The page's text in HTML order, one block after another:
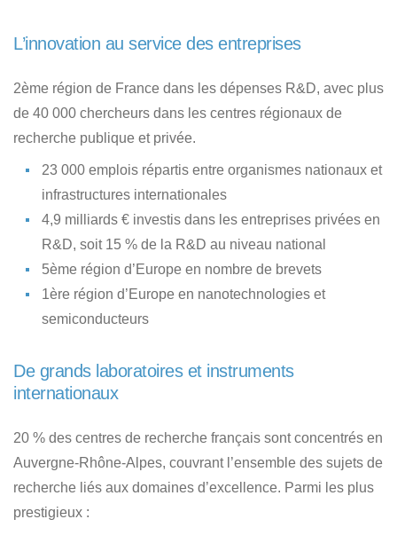
L’innovation au service des entreprises
2ème région de France dans les dépenses R&D, avec plus
de 40 000 chercheurs dans les centres régionaux de
recherche publique et privée.
23 000 emplois répartis entre organismes nationaux et
infrastructures internationales
4,9 milliards € investis dans les entreprises privées en
R&D, soit 15 % de la R&D au niveau national
5ème région d’Europe en nombre de brevets
1ère région d’Europe en nanotechnologies et
semiconducteurs
De grands laboratoires et instruments
internationaux
20 % des centres de recherche français sont concentrés en
Auvergne-Rhône-Alpes, couvrant l’ensemble des sujets de
recherche liés aux domaines d’excellence. Parmi les plus
prestigieux :